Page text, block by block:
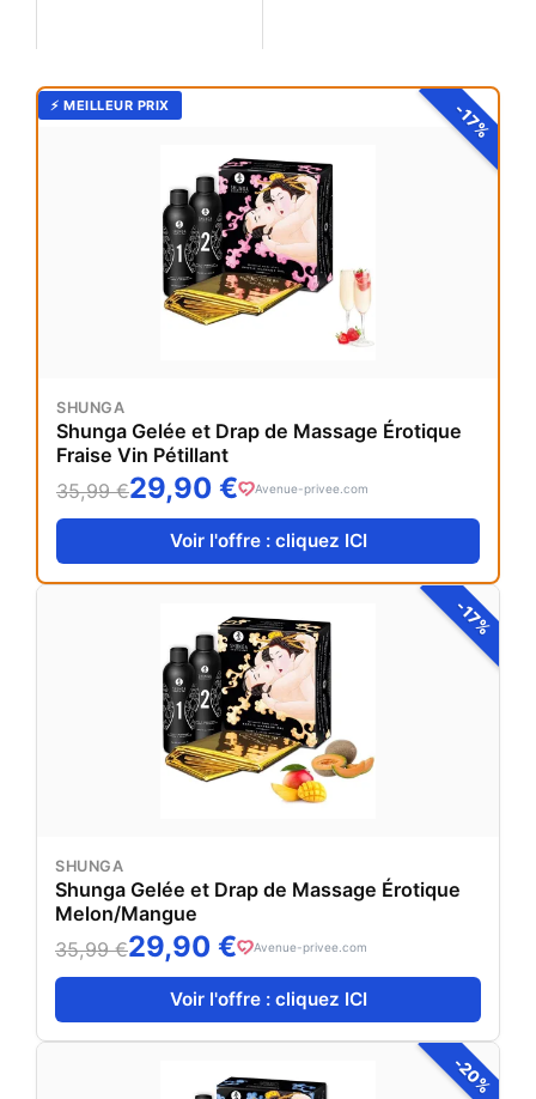
Shunga. Ce kit
complet invite les
rencontrer
autrement, dans un
glissement chaud et
fruité. L’odeur de
fraise et
repulsif chat ultrason solaire :
-17%
⚡ MEILLEUR PRIX
SHUNGA
Shunga Gelée et Drap de Massage Érotique
Fraise Vin Pétillant
35,99 €29,90 € Avenue-privee.com
Voir l'offre : cliquez ICI
-17%
SHUNGA
Shunga Gelée et Drap de Massage Érotique
Melon/Mangue
35,99 €29,90 € Avenue-privee.com
Voir l'offre : cliquez ICI
-20%